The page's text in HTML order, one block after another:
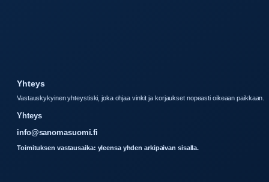
Yhteys
Vastauskykyinen yhteystiski, joka ohjaa vinkit ja korjaukset nopeasti oikeaan paikkaan.
Yhteys
info@sanomasuomi.fi
Toimituksen vastausaika: yleensa yhden arkipaivan sisalla.